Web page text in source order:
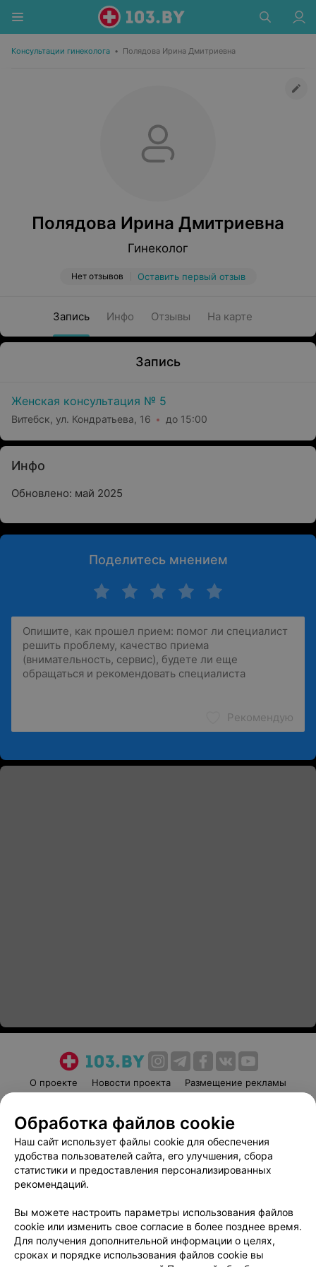
Консультации гинеколога • Полядова Ирина Дмитриевна
Полядова Ирина Дмитриевна
Гинеколог
Нет отзывов Оставить первый отзыв
Запись Инфо Отзывы На карте
Запись
Женская консультация № 5
Витебск, ул. Кондратьева, 16 до 15:00
Инфо
Обновлено: май 2025
Поделитесь мнением
Рекомендую
О проекте Новости проекта
Размещение рекламы
Пользовательское соглашение
Способы оплаты
Вакансии
Партнеры
Написать руководителю 103.by
Обработка персональных данных
Обработка файлов cookie
Наш сайт использует файлы cookie для обеспечения
удобства пользователей сайта, его улучшения, сбора
статистики и предоставления персонализированных
рекомендаций.
Вы можете настроить параметры использования файлов
cookie или изменить свое согласие в более позднее время.
Для получения дополнительной информации о целях,
сроках и порядке использования файлов cookie вы